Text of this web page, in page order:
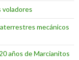
mecánicos
años de Marcianitos